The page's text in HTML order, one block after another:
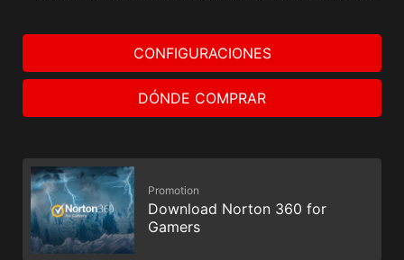
CONFIGURACIONES
DÓNDE COMPRAR
Promotion
Download Norton 360 for
Gamers